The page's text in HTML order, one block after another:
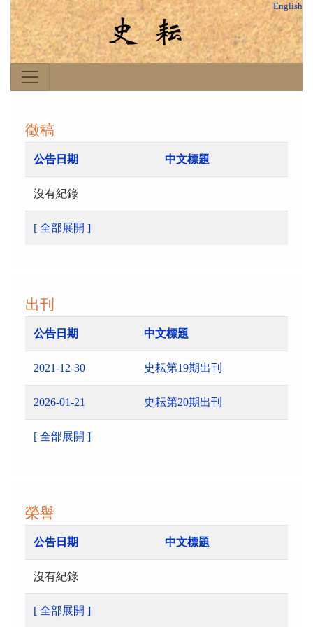
English
徵稿
公告日期 中文標題
沒有紀錄
[ 全部展開 ]
出刊
公告日期 中文標題
2021-12-30 史耘第19期出刊
2026-01-21 史耘第20期出刊
[ 全部展開 ]
榮譽
公告日期 中文標題
沒有紀錄
[ 全部展開 ]